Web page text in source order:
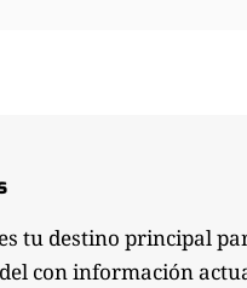
tu destino principal
con información